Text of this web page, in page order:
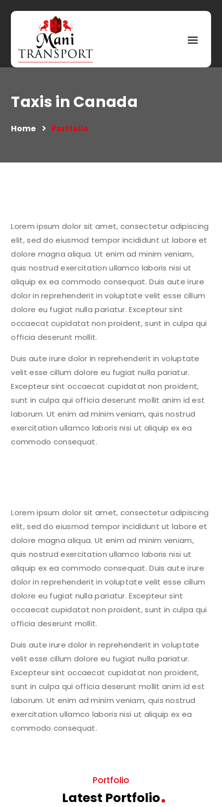
Taxis in Canada
Home Portfolio
Lorem ipsum dolor sit amet, consectetur adipiscing
elit, sed do eiusmod tempor incididunt ut labore et
dolore magna aliqua. Ut enim ad minim veniam,
quis nostrud exercitation ullamco laboris nisi ut
aliquip ex ea commodo consequat. Duis aute irure
dolor in reprehenderit in voluptate velit esse cillum
dolore eu fugiat nulla pariatur. Excepteur sint
occaecat cupidatat non proident, sunt in culpa qui
officia deserunt mollit.
Duis aute irure dolor in reprehenderit in voluptate
velit esse cillum dolore eu fugiat nulla pariatur.
Excepteur sint occaecat cupidatat non proident,
sunt in culpa qui officia deserunt mollit anim id est
laborum. Ut enim ad minim veniam, quis nostrud
exercitation ullamco laboris nisi ut aliquip ex ea
commodo consequat.
Lorem ipsum dolor sit amet, consectetur adipiscing
elit, sed do eiusmod tempor incididunt ut labore et
dolore magna aliqua. Ut enim ad minim veniam,
quis nostrud exercitation ullamco laboris nisi ut
aliquip ex ea commodo consequat. Duis aute irure
dolor in reprehenderit in voluptate velit esse cillum
dolore eu fugiat nulla pariatur. Excepteur sint
occaecat cupidatat non proident, sunt in culpa qui
officia deserunt mollit.
Duis aute irure dolor in reprehenderit in voluptate
velit esse cillum dolore eu fugiat nulla pariatur.
Excepteur sint occaecat cupidatat non proident,
sunt in culpa qui officia deserunt mollit anim id est
laborum. Ut enim ad minim veniam, quis nostrud
exercitation ullamco laboris nisi ut aliquip ex ea
commodo consequat.
Portfolio
Latest Portfolio